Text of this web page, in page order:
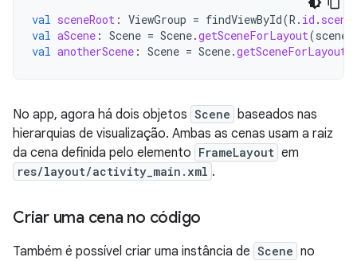
val sceneRoot : ViewGroup = findViewById(R . id .
val aScene : Scene = Scene.getSceneForLayout(
val anotherScene : Scene = Scene.getSceneForLayout
No app, agora há dois objetos Scene baseados nas
hierarquias de visualização. Ambas as cenas usam a raiz
da cena definida pelo elemento FrameLayout em
res/layout/activity_main.xml .
Criar uma cena no código
Também é possível criar uma instância de Scene no